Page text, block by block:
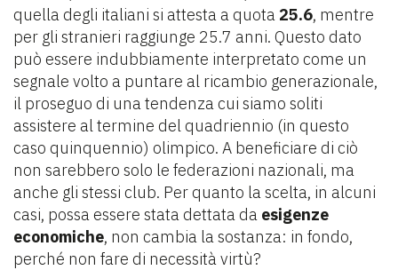
quella degli italiani si attesta a quota 25.6, mentre
per gli stranieri raggiunge 25.7 anni. Questo dato
può essere indubbiamente interpretato come un
segnale volto a puntare al ricambio generazionale,
il proseguo di una tendenza cui siamo soliti
assistere al termine del quadriennio (in questo
caso quinquennio) olimpico. A beneficiare di ciò
non sarebbero solo le federazioni nazionali, ma
anche gli stessi club. Per quanto la scelta, in alcuni
casi, possa essere stata dettata da esigenze
economiche, non cambia la sostanza: in fondo,
perché non fare di necessità virtù?